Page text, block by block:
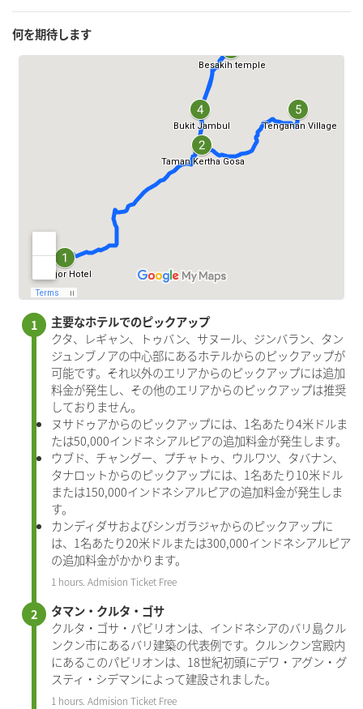
何を期待します
主要なホテルでのピックアップ
クタ、レギャン、トゥバン、サヌール、ジンバラン、タン
ジュンブノアの中心部にあるホテルからのピックアップが
可能です。それ以外のエリアからのピックアップには追加
料金が発生し、その他のエリアからのピックアップは推奨
しておりません。
ヌサドゥアからのピックアップには、1名あたり4米ドルま
たは50,000インドネシアルピアの追加料金が発生します。
ウブド、チャングー、プチャトゥ、ウルワツ、タバナン、
タナロットからのピックアップには、1名あたり10米ドル
または150,000インドネシアルピアの追加料金が発生しま
す。
カンディダサおよびシンガラジャからのピックアップに
は、1名あたり20米ドルまたは300,000インドネシアルピア
の追加料金がかかります。
1 hours. Admision Ticket Free
タマン・クルタ・ゴサ
クルタ・ゴサ・パビリオンは、インドネシアのバリ島クル
ンクン市にあるバリ建築の代表例です。クルンクン宮殿内
にあるこのパビリオンは、18世紀初頭にデワ・アグン・グ
スティ・シデマンによって建設されました。
1 hours. Admision Ticket Free